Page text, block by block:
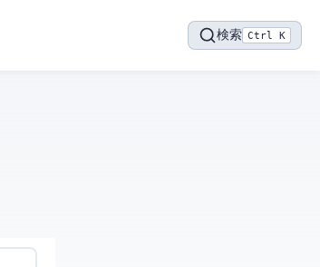
検索 Ctrl K